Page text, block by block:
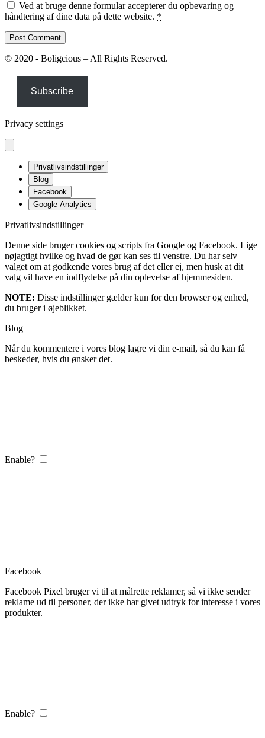
Ved at bruge denne formular accepterer du opbevaring og
håndtering af dine data på dette website. *
© 2020 - Boligcious – All Rights Reserved.
Subscribe
Privacy settings
Privatlivsindstillinger
Blog
Facebook
Google Analytics
Privatlivsindstillinger
Denne side bruger cookies og scripts fra Google og Facebook. Lige
nøjagtigt hvilke og hvad de gør kan ses til venstre. Du har selv
valget om at godkende vores brug af det eller ej, men husk at dit
valg vil have en indflydelse på din oplevelse af hjemmesiden.
NOTE: Disse indstillinger gælder kun for den browser og enhed,
du bruger i øjeblikket.
Blog
Når du kommentere i vores blog lagre vi din e-mail, så du kan få
beskeder, hvis du ønsker det.
Enable?
Facebook
Facebook Pixel bruger vi til at målrette reklamer, så vi ikke sender
reklame ud til personer, der ikke har givet udtryk for interesse i vores
produkter.
Enable?